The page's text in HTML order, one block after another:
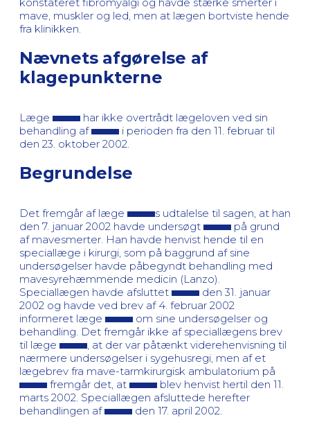
mave, muskler og led, men at lægen bortviste hende
fra klinikken.
Nævnets afgørelse af
klagepunkterne
Læge
har ikke overtrådt lægeloven ved sin
behandling af
i perioden fra den 11. februar til
den 23. oktober 2002.
Begrundelse
Det fremgår af læge
s udtalelse til sagen, at han
den 7. januar 2002 havde undersøgt
på grund
af mavesmerter. Han havde henvist hende til en
speciallæge i kirurgi, som på baggrund af sine
undersøgelser havde påbegyndt behandling med
mavesyrehæmmende medicin (Lanzo).
Speciallægen havde afsluttet
den 31. januar
2002 og havde ved brev af 4. februar 2002
informeret læge
om sine undersøgelser og
behandling. Det fremgår ikke af speciallægens brev
til læge
, at der var påtænkt viderehenvisning til
nærmere undersøgelser i sygehusregi, men af et
lægebrev fra mave-tarmkirurgisk ambulatorium på
fremgår det, at
blev henvist hertil den 11.
marts 2002. Speciallægen afsluttede herefter
behandlingen af
den 17. april 2002.